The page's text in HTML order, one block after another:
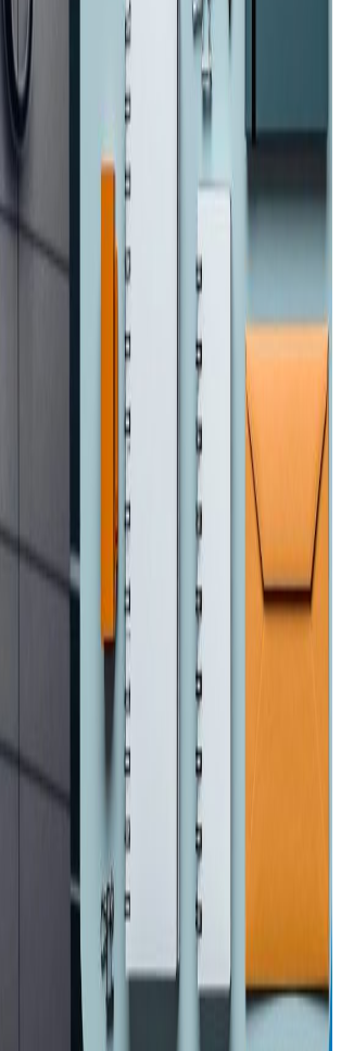
छ ।
समाचार, विचार र लेखबारे तपाईंको कुनै
र सल्लाह छन् भने कृपया हामीलाई निम्न ईमेलमा
हामीलाई निष्पक्ष र तटस्थ पत्रकारिता गर्न
:
info@nepaltube.com.au
: ११ जना पक्राउ, अरु अवस्था के छ
: प्रवासी नेपाली श्रमिकलाई
परामर्श
सुरु, ५ लाख १२ हजार विद्यार्थी
सचेतना दिवस, सचेतनामुलक
हजार ६०० ले घट्यो सुनको मूल्य